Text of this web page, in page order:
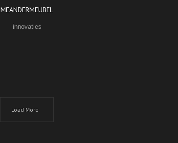
MEANDERMEUBEL
innovaties
Load More